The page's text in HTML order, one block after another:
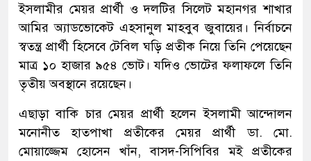
ইসলামীর মেয়র প্রার্থী ও দলটির সিলেট মহানগর শাখার
আমির অ্যাডভোকেট এহসানুল মাহবুব জুবায়ের। নির্বাচনে
স্বতন্ত্র প্রার্থী হিসেবে টেবিল ঘড়ি প্রতীক নিয়ে তিনি পেয়েছেন
মাত্র ১০ হাজার ৯৫৪ ভোট। যদিও ভোটের ফলাফলে তিনি
তৃতীয় অবস্থানে রয়েছেন।
এছাড়া বাকি চার মেয়র প্রার্থী হলেন ইসলামী আন্দোলন
মনোনীত হাতপাখা প্রতীকের মেয়র প্রার্থী ডা. মো.
মোয়াজ্জেম হোসেন খাঁন, বাসদ-সিপিবির মই প্রতীকের